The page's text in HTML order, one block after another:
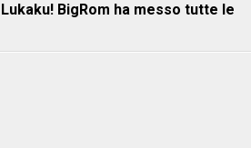
BigRom ha messo tutte le